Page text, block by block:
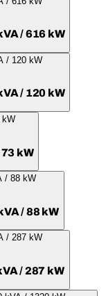
/ 616 kW
/ 120 kW
kW
/ 88 kW
/ 287 kW